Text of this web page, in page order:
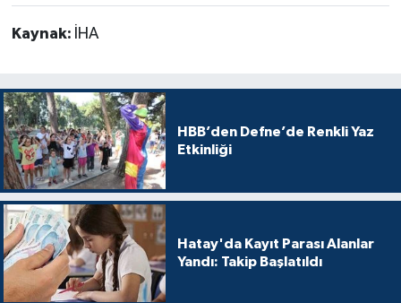
Kaynak: İHA
HBB’den Defne’de Renkli Yaz
Etkinliği
Hatay'da Kayıt Parası Alanlar
Yandı: Takip Başlatıldı